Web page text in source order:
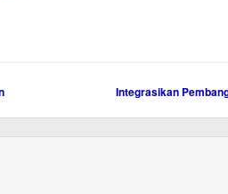
Integrasikan